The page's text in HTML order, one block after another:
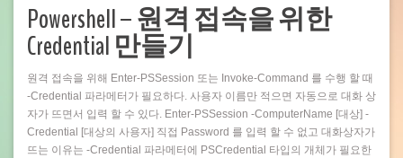
Powershell – 원격 접속을 위한
Credential 만들기
원격 접속을 위해 Enter-PSSession 또는 Invoke-Command 를 수행 할 때
-Credential 파라메터가 필요하다. 사용자 이름만 적으면 자동으로 대화 상
자가 뜨면서 입력 할 수 있다. Enter-PSSession -ComputerName [대상] -
Credential [대상의 사용자] 직접 Password 를 입력 할 수 없고 대화상자가
뜨는 이유는 -Credential 파라메터에 PSCredential 타입의 개체가 필요한